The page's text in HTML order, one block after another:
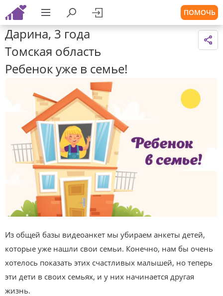
ПОМОЧЬ
Дарина, 3 года
Томская область
Ребенок уже в семье!
Из общей базы видеоанкет мы убираем анкеты детей,
которые уже нашли свои семьи. Конечно, нам бы очень
хотелось показать этих счастливых малышей, но теперь
эти дети в своих семьях, и у них начинается другая
жизнь.